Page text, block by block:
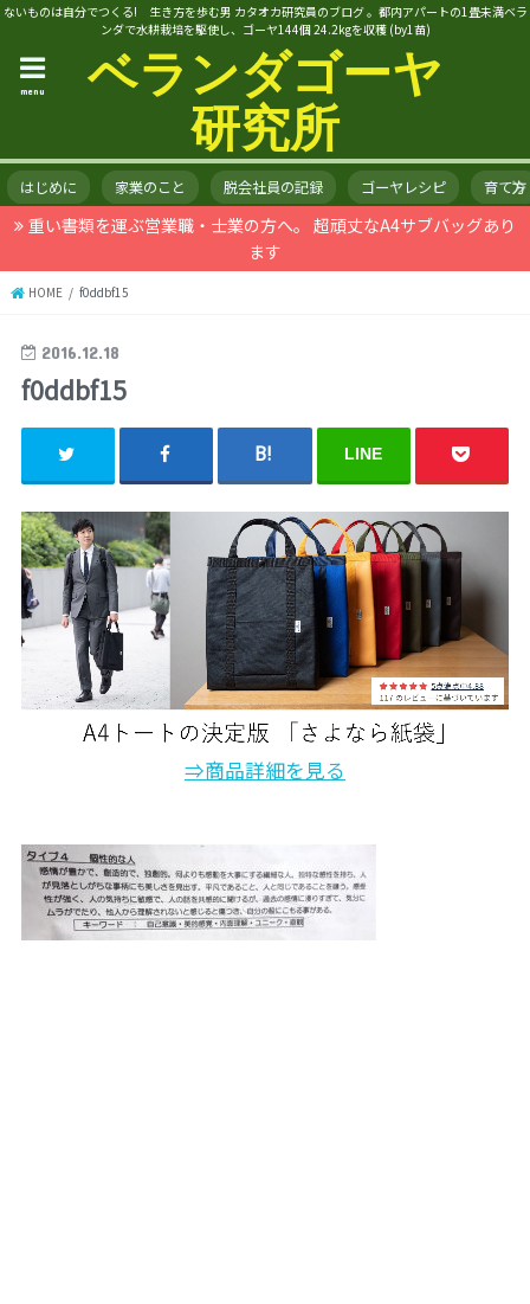
ないものは自分でつくる! 生き方を歩む男 カタオカ研究員のブログ 。都内アパートの1畳未満ベラ
ンダで水耕栽培を駆使し、ゴーヤ144個 24.2kgを収穫 (by1苗)
ベランダゴーヤ
研究所
menu
はじめに 家業のこと 脱会社員の記録 ゴーヤレシピ 育て方
重い書類を運ぶ営業職・士業の方へ。 超頑丈なA4サブバッグあり
ます
HOME f0ddbf15
2016.12.18
f0ddbf15
LINE
⇒商品詳細を見る